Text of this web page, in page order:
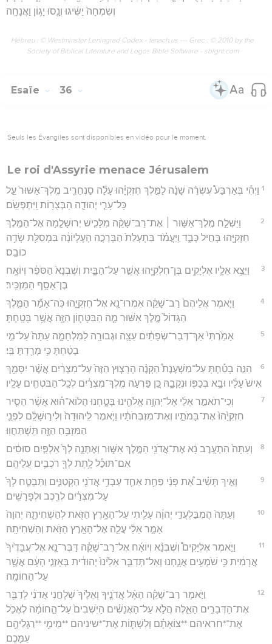
וְשִׂמְחָה֙ יַשִּׂ֔יגוּ וְנָ֖סוּ יָג֥וֹן וַאֲנָחָֽה׃
Hébreu : © Westminster Leningrad Codex - tanach.us --- Grec : © 2010 by the
Society of Biblical Literature and Logos Bible Software - sblgnt.com
Esaïe 36
Seuls les Évangiles sont disponibles en vidéo pour le moment.
Le roi d'Assyrie menace Jérusalem
1 וַיְהִ֡י בְּאַרְבַּע֩ עֶשְׂרֵ֨ה שָׁנָ֜ה לַמֶּ֣לֶךְ חִזְקִיָּ֗הוּ עָלָ֞ה סַנְחֵרִ֤יב מֶֽלֶךְ־אַשּׁוּר֙ עַ֣ל
כָּל־עָרֵ֧י יְהוּדָ֛ה הַבְּצֻר֖וֹת וַֽיִּתְפְּשֵֽׂם׃
2
וַיִּשְׁלַ֣ח מֶֽלֶךְ־אַשּׁ֣וּר ׀ אֶת־רַב־שָׁקֵ֨ה מִלָּכִ֧ישׁ יְרוּשָׁלְַ֛מָה אֶל־הַמֶּ֥לֶךְ
חִזְקִיָּ֖הוּ בְּחֵ֣יל כָּבֵ֑ד וַֽיַּעֲמֹ֗ד בִּתְעָלַת֙ הַבְּרֵכָ֣ה הָעֶלְיוֹנָ֔ה בִּמְסִלַּ֖ת שְׂדֵ֥ה
כוֹבֵֽס׃
3
וַיֵּצֵ֥א אֵלָ֛יו אֶלְיָקִ֥ים בֶּן־חִלְקִיָּ֖הוּ אֲשֶׁ֣ר עַל־הַבָּ֑יִת וְשֶׁבְנָא֙ הַסֹּפֵ֔ר וְיוֹאָ֥ח
בֶּן־אָסָ֖ף הַמַּזְכִּֽיר׃
4
וַיֹּ֤אמֶר אֲלֵיהֶם֙ רַב־שָׁקֵ֔ה אִמְרוּ־נָ֖א אֶל־חִזְקִיָּ֑הוּ כֹּֽה־אָמַ֞ר הַמֶּ֤לֶךְ
הַגָּדוֹל֙ מֶ֣לֶךְ אַשּׁ֔וּר מָ֧ה הַבִּטָּח֛וֹן הַזֶּ֖ה אֲשֶׁ֥ר בָּטָֽחְתָּ׃
5
אָמַ֙רְתִּי֙ אַךְ־דְּבַר־שְׂפָתַ֔יִם עֵצָ֥ה וּגְבוּרָ֖ה לַמִּלְחָמָ֑ה עַתָּה֙ עַל־מִ֣י
בָטַ֔חְתָּ כִּ֥י מָרַ֖דְתָּ בִּֽי׃
6
הִנֵּ֣ה בָטַ֡חְתָּ עַל־מִשְׁעֶנֶת֩ הַקָּנֶ֨ה הָרָצ֤וּץ הַזֶּה֙ עַל־מִצְרַ֔יִם אֲשֶׁ֨ר יִסָּמֵ֥ךְ
אִישׁ֙ עָלָ֔יו וּבָ֥א בְכַפּ֖וֹ וּנְקָבָ֑הּ כֵּ֚ן פַּרְעֹ֣ה מֶֽלֶךְ־מִצְרַ֔יִם לְכָֽל־הַבֹּטְחִ֖ים עָלָֽיו׃
7
וְכִי־תֹאמַ֣ר אֵלַ֔י אֶל־יְהוָ֥ה אֱלֹהֵ֖ינוּ בָּטָ֑חְנוּ הֲלוֹא־ה֗וּא אֲשֶׁ֨ר הֵסִ֤יר
חִזְקִיָּ֙הוּ֙ אֶת־בָּמֹתָ֣יו וְאֶת־מִזְבְּחֹתָ֔יו וַיֹּ֤אמֶר לִֽיהוּדָה֙ וְלִיר֣וּשָׁלִַ֔ם לִפְנֵ֛י
הַמִּזְבֵּ֥חַ הַזֶּ֖ה תִּֽשְׁתַּחֲוֽוּ׃
8
וְעַתָּה֙ הִתְעָ֣רֶב נָ֔א אֶת־אֲדֹנִ֖י הַמֶּ֣לֶךְ אַשּׁ֑וּר וְאֶתְּנָ֤ה לְךָ֙ אַלְפַּ֣יִם סוּסִ֔ים
אִם־תּוּכַ֕ל לָ֥תֶת לְךָ֖ רֹכְבִ֥ים עֲלֵיהֶֽם׃
9
וְאֵ֣יךְ תָּשִׁ֗יב אֵ֠ת פְּנֵ֨י פַחַ֥ת אַחַ֛ד עַבְדֵ֥י אֲדֹנִ֖י הַקְטַנִּ֑ים וַתִּבְטַ֤ח לְךָ֙
עַל־מִצְרַ֔יִם לְרֶ֖כֶב וּלְפָרָשִֽׁים׃
10
וְעַתָּה֙ הֲמִבַּלְעֲדֵ֣י יְהוָ֔ה עָלִ֛יתִי עַל־הָאָ֥רֶץ הַזֹּ֖את לְהַשְׁחִיתָ֑הּ יְהוָה֙
אָמַ֣ר אֵלַ֔י עֲלֵ֛ה אֶל־הָאָ֥רֶץ הַזֹּ֖את וְהַשְׁחִיתָֽהּ׃
11
וַיֹּ֣אמֶר אֶלְיָקִים֩ וְשֶׁבְנָ֨א וְיוֹאָ֜ח אֶל־רַב־שָׁקֵ֗ה דַּבֶּר־נָ֤א אֶל־עֲבָדֶ֙יךָ֙
אֲרָמִ֔ית כִּ֥י שֹׁמְעִ֖ים אֲנָ֑חְנוּ וְאַל־תְּדַבֵּ֤ר אֵלֵ֙ינוּ֙ יְהוּדִ֔ית בְּאָזְנֵ֣י הָעָ֔ם אֲשֶׁ֖ר
עַל־הַחוֹמָֽה׃
12
וַיֹּ֣אמֶר רַב־שָׁקֵ֗ה הַאֶ֨ל אֲדֹנֶ֤יךָ וְאֵלֶ֙יךָ֙ שְׁלָחַ֣נִי אֲדֹנִ֔י לְדַבֵּ֖ר
אֶת־הַדְּבָרִ֣ים הָאֵ֑לֶּה הֲלֹ֣א עַל־הָאֲנָשִׁ֗ים הַיֹּֽשְׁבִים֙ עַל־הַ֣חוֹמָ֔ה לֶאֱכֹ֣ל
אֶת־*חראיהם **צוֹאָתָ֗ם וְלִשְׁתּ֛וֹת אֶת־*שיניהם **מֵימֵ֥י **רַגְלֵיהֶ֖ם
עִמָּכֶֽם׃